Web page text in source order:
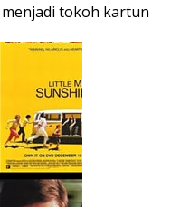
tokoh kartun